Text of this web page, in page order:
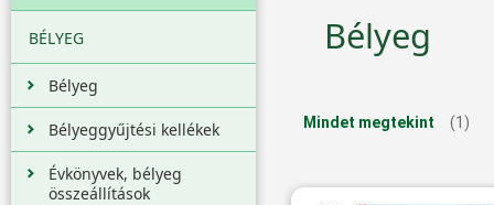
BÉLYEG
Bélyeg
Bélyeggyűjtési kellékek
Évkönyvek, bélyeg
összeállítások
Bélyeg
Mindet megtekint (1)